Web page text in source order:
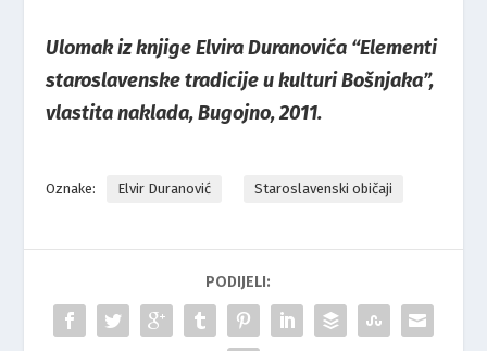
Ulomak iz knjige Elvira Duranovića “Elementi
staroslavenske tradicije u kulturi Bošnjaka”,
vlastita naklada, Bugojno, 2011.
Oznake: Elvir Duranović Staroslavenski običaji
PODIJELI: